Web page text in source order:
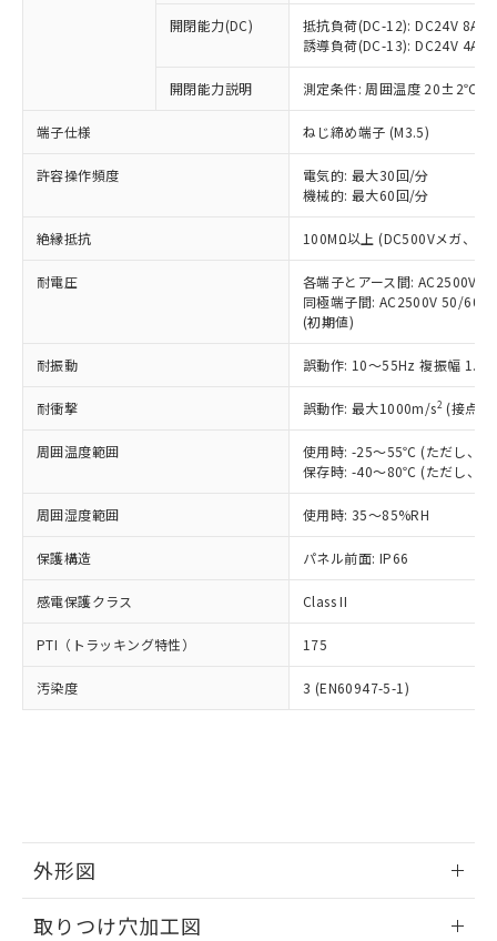
開閉能力(DC)
抵抗負荷(DC-12): DC24V 8A/
誘導負荷(DC-13): DC24V 4A/
開閉能力説明 測定条件: 周囲温度 20±2℃、
端子仕様 ねじ締め端子 (M3.5)
許容操作頻度
電気的: 最大30回/分
機械的: 最大60回/分
絶縁抵抗 100MΩ以上 (DC500Vメガ、点
耐電圧
各端子とアース間: AC2500V
同極端子間: AC2500V 50/
(初期値)
耐振動 誤動作: 10～55Hz 複振幅
耐衝撃 誤動作: 最大1000m/s2 (接点
周囲温度範囲
使用時: -25～55℃ (ただし、氷
保存時: -40～80℃ (ただし、氷
周囲湿度範囲 使用時: 35～85%RH
保護構造 パネル前面: IP66
感電保護クラス Class II
PTI（トラッキング特性） 175
汚染度 3 (EN60947-5-1)
外形図
取りつけ穴加工図
ことをご了承ください。
在庫状況および標準価格照会結果は、
記載している更新日時点での社内デー
タに基づき作成されるものであり、閲
覧された時点での実際の在庫および標
準価格とは異なる場合があることをご
正式な納期状況および標準価格はお客
様のお取引先、またはお客様担当のオ
ムロン制御機器販売店・当社販売員に
オムロン制御機器販売店や当社販売拠
販売ネットワーク
」をご確認
在庫状況および標準価格結果を当社の
事前の承諾なく第三者に漏洩または開
示しないようお願いします。
マイパーツ機能（部品リスト作成サー
ビス）をご利用いただくには、I-Web
メンバーズにご登録されている必要が
お客様が当ウェブサイト上で当社にご
登録された部品リストについて、当社
および当社の共同利用者が、当社の製
品・サービスに関するお客様との取
引・商談に必要な範囲で利用すること
※当社の共同利用者とは、"個人情報
の「1.共同利
用者の範囲」に記載されている法人を
いたものが、含有品と判明した場合などや
むを得ず変更することがあります。
*EU RoHS指令（10物質）：
鉛(Pb) 1000ppm以下、 水銀(Hg) 1000ppm以下、 カド
六価クロム(Cr(Ⅵ)) 1000ppm以下、ポリ臭化ビフェニル
類(PBB) 1000ppm以下、ポリ臭化ジフェニルエーテル類
(PBDE) 1000ppm以下、フタル酸ビス(2-エチルヘキシ
ル) (DEHP)(別名：DOP) 1000ppm以下、フタル酸ブチ
ルベンジル（BBP） 1000ppm以下、フタル酸ジブチル
（DBP） 1000ppm以下、フタル酸ジイソブチル
(DIBP) 1000ppm以下
但し、RoHS指令で産業用監視および制御機器に対する
フタル酸エステル類の４物質については閾値を超える意
図的な使用がないことを確認しています。
部品在庫の切り替え状況などにより、予定
月が前後することがあります。
※3 非含有証明書ダウンロード
下記の非含有証明書をダウンロードするこ
とができます。
EU RoHS指令（10物質）の非含有証明書
51物質の非含有証明書（当社基準）
※本証明書は発行日時点で非含有を証明す
るもので、過去に遡って非含有を証明する
していることから、特段のことがない限
り、2022年1月12日より割愛しておりま
す。
基準値を超えていることを示します。
「－」：未確認です。当社販売部門へお問
ム) : 100ppm、
Cr(Ⅵ)(六価クロム) : 1000ppm、 PBBs(ポリ臭化ビフェ
ニル類) : 1000ppm、 PBDEs(ポリ臭化ジフェニルエーテ
ル類) : 1000ppm、
DBP(フタル酸ジブチル) : 1000ppm、 DIBP(フタル酸ジ
イソブチル) : 1000ppm、 BBP(フタル酸ブチルベンジ
ル) : 1000ppm、
DEHP(フタル酸ビス(2-エチルヘキシル)) : 1000ppm
「ｅ」：有害物質（10物質）のすべてが基
準値以下であることを示します。
「10」：通常の使用状況下において有害物
質が外部に漏えいし、環境に深刻な影響を
及ぼさない年数を意味します。
「－」：未確認です。当社販売部門へお問
い合わせください。
当社は、これら貴社製品のうち、外国
為替および外国貿易法に定める商品
（以下｢規制貨物等」という）を輸出
または国外への提供する場合は、日本
国政府の輸出許可(または役務取引許
可)を取得するなどの必要な手続きを
当社は規制貨物を破棄する場合は、完
全に破砕するなど、違法に輸出されな
いよう必要な手段を講じます。
当社は貴社製品を、核兵器、ミサイ
ル、化学兵器、生物兵器またはその他
武器並びにこれらの製造装置等に一切
当社は、貴社製品を第三者に販売する
場合は、上記1、2および3の内容を当
該第三者に通知します。また当社は、
販売先および販売に係わる関係者が違
法に輸出するおそれがある場合は、取
り引きをいたしません。
キャンセル
説明
○ 一定数以上の在庫あり
一定数には満たないが在庫あり
在庫なし(最新の在庫状況につ
いては、お客様のお取引先、ま
たはお客様担当のオムロン制御
機器販売店・当社販売員にご確
白
受注生産機種、また在庫状況の
情報を公開していない機種